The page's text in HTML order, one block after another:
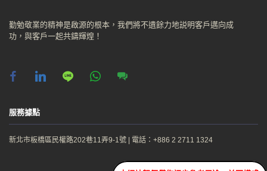
勤勉敬業的精神是啟源的根本，我們將不遺餘力地説明客戶邁向成
功，與客戶一起共鑄輝煌！
facebook linkedin line whatsapp chat
服務據點
新北市板橋區民權路202巷11弄9-1號 電話：+886 2 2711 1324